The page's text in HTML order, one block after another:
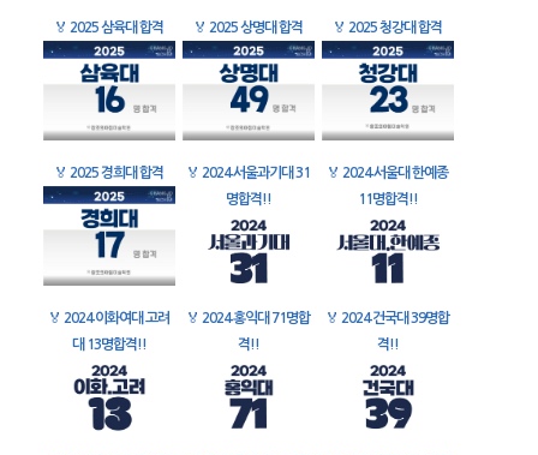
🏅 2025 삼육대 합격 🏅 2025 상명대 합격 🏅 2025 청강대 합격
🏅 2025 경희대 합격 🏅 2024 서울과기대 31
명합격!!
🏅 2024 서울대 한예종
11명합격!!
🏅 2024 이화여대 고려
대 13명합격!!
🏅 2024 홍익대 71명합
격!!
🏅 2024 건국대 39명합
격!!